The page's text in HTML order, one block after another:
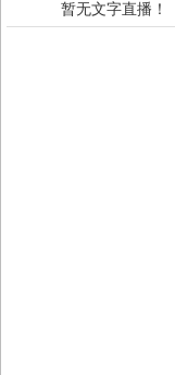
暂无文字直播！